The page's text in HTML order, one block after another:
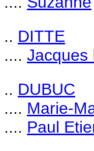
.. DITTE
.... Jacques
.. DUBUC
.... Marie-
.... Paul